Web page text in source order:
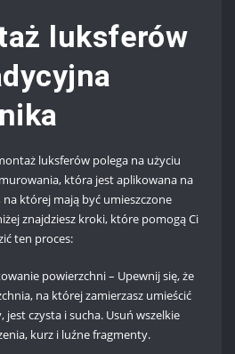
luksferów
luksferów polega na użyciu
która jest aplikowana na
której mają być umieszczone
znajdziesz kroki, które pomogą Ci
ten proces:
powierzchni – Upewnij się, że
na której zamierzasz umieścić
jest czysta i sucha. Usuń wszelkie
kurz i luźne fragmenty.